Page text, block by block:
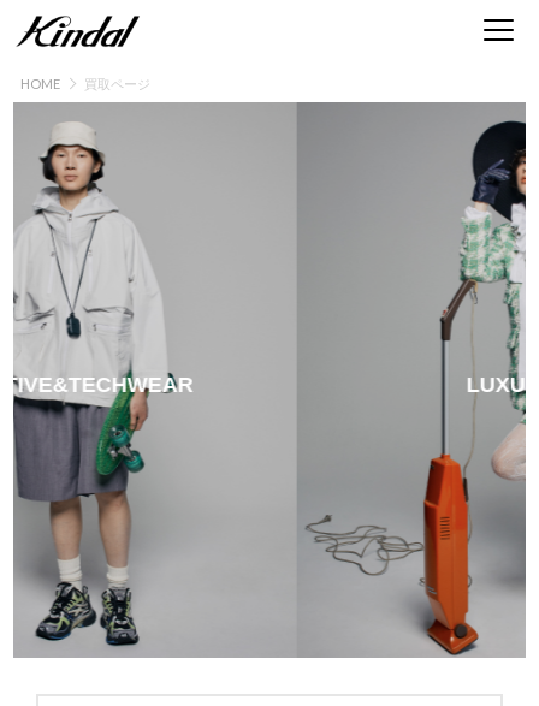
HOME 買取ページ
ブランド古着買取 | 服・時計・バッグ・靴・ア
LUXURY